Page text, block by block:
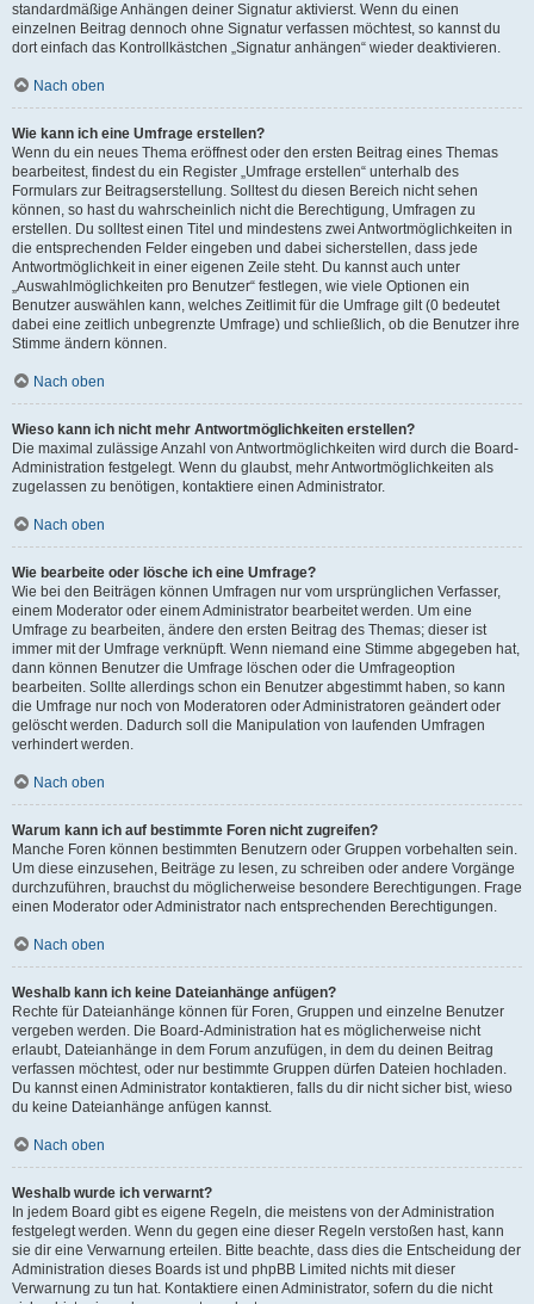
standardmäßige Anhängen deiner Signatur aktivierst. Wenn du einen
einzelnen Beitrag dennoch ohne Signatur verfassen möchtest, so kannst du
dort einfach das Kontrollkästchen „Signatur anhängen“ wieder deaktivieren.
Nach oben
Wie kann ich eine Umfrage erstellen?
Wenn du ein neues Thema eröffnest oder den ersten Beitrag eines Themas
bearbeitest, findest du ein Register „Umfrage erstellen“ unterhalb des
Formulars zur Beitragserstellung. Solltest du diesen Bereich nicht sehen
können, so hast du wahrscheinlich nicht die Berechtigung, Umfragen zu
erstellen. Du solltest einen Titel und mindestens zwei Antwortmöglichkeiten in
die entsprechenden Felder eingeben und dabei sicherstellen, dass jede
Antwortmöglichkeit in einer eigenen Zeile steht. Du kannst auch unter
„Auswahlmöglichkeiten pro Benutzer“ festlegen, wie viele Optionen ein
Benutzer auswählen kann, welches Zeitlimit für die Umfrage gilt (0 bedeutet
dabei eine zeitlich unbegrenzte Umfrage) und schließlich, ob die Benutzer ihre
Stimme ändern können.
Nach oben
Wieso kann ich nicht mehr Antwortmöglichkeiten erstellen?
Die maximal zulässige Anzahl von Antwortmöglichkeiten wird durch die Board-
Administration festgelegt. Wenn du glaubst, mehr Antwortmöglichkeiten als
zugelassen zu benötigen, kontaktiere einen Administrator.
Nach oben
Wie bearbeite oder lösche ich eine Umfrage?
Wie bei den Beiträgen können Umfragen nur vom ursprünglichen Verfasser,
einem Moderator oder einem Administrator bearbeitet werden. Um eine
Umfrage zu bearbeiten, ändere den ersten Beitrag des Themas; dieser ist
immer mit der Umfrage verknüpft. Wenn niemand eine Stimme abgegeben hat,
dann können Benutzer die Umfrage löschen oder die Umfrageoption
bearbeiten. Sollte allerdings schon ein Benutzer abgestimmt haben, so kann
die Umfrage nur noch von Moderatoren oder Administratoren geändert oder
gelöscht werden. Dadurch soll die Manipulation von laufenden Umfragen
verhindert werden.
Nach oben
Warum kann ich auf bestimmte Foren nicht zugreifen?
Manche Foren können bestimmten Benutzern oder Gruppen vorbehalten sein.
Um diese einzusehen, Beiträge zu lesen, zu schreiben oder andere Vorgänge
durchzuführen, brauchst du möglicherweise besondere Berechtigungen. Frage
einen Moderator oder Administrator nach entsprechenden Berechtigungen.
Nach oben
Weshalb kann ich keine Dateianhänge anfügen?
Rechte für Dateianhänge können für Foren, Gruppen und einzelne Benutzer
vergeben werden. Die Board-Administration hat es möglicherweise nicht
erlaubt, Dateianhänge in dem Forum anzufügen, in dem du deinen Beitrag
verfassen möchtest, oder nur bestimmte Gruppen dürfen Dateien hochladen.
Du kannst einen Administrator kontaktieren, falls du dir nicht sicher bist, wieso
du keine Dateianhänge anfügen kannst.
Nach oben
Weshalb wurde ich verwarnt?
In jedem Board gibt es eigene Regeln, die meistens von der Administration
festgelegt werden. Wenn du gegen eine dieser Regeln verstoßen hast, kann
sie dir eine Verwarnung erteilen. Bitte beachte, dass dies die Entscheidung der
Administration dieses Boards ist und phpBB Limited nichts mit dieser
Verwarnung zu tun hat. Kontaktiere einen Administrator, sofern du die nicht